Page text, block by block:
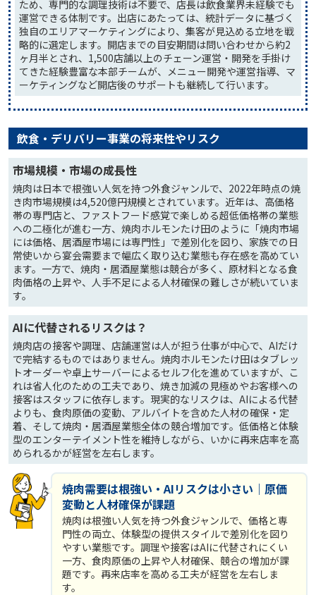
ため、専門的な調理技術は不要で、店長は飲食業界未経験でも
運営できる体制です。出店にあたっては、統計データに基づく
独自のエリアマーケティングにより、集客が見込める立地を戦
略的に選定します。開店までの目安期間は問い合わせから約2
ヶ月半とされ、1,500店舗以上のチェーン運営・開発を手掛け
てきた経験豊富な本部チームが、メニュー開発や運営指導、マ
ーケティングなど開店後のサポートも継続して行います。
飲食・デリバリー事業の将来性やリスク
市場規模・市場の成長性
焼肉は日本で根強い人気を持つ外食ジャンルで、2022年時点の焼
き肉市場規模は4,520億円規模とされています。近年は、高価格
帯の専門店と、ファストフード感覚で楽しめる超低価格帯の業態
への二極化が進む一方、焼肉ホルモンたけ田のように「焼肉市場
には価格、居酒屋市場には専門性」で差別化を図り、家族での日
常使いから宴会需要まで幅広く取り込む業態も存在感を高めてい
ます。一方で、焼肉・居酒屋業態は競合が多く、原材料となる食
肉価格の上昇や、人手不足による人材確保の難しさが続いていま
す。
AIに代替されるリスクは？
焼肉店の接客や調理、店舗運営は人が担う仕事が中心で、AIだけ
で完結するものではありません。焼肉ホルモンたけ田はタブレッ
トオーダーや卓上サーバーによるセルフ化を進めていますが、こ
れは省人化のための工夫であり、焼き加減の見極めやお客様への
接客はスタッフに依存します。現実的なリスクは、AIによる代替
よりも、食肉原価の変動、アルバイトを含めた人材の確保・定
着、そして焼肉・居酒屋業態全体の競合増加です。低価格と体験
型のエンターテイメント性を維持しながら、いかに再来店率を高
められるかが経営を左右します。
焼肉需要は根強い・AIリスクは小さい｜原価
変動と人材確保が課題
焼肉は根強い人気を持つ外食ジャンルで、価格と専
門性の両立、体験型の提供スタイルで差別化を図り
やすい業態です。調理や接客はAIに代替されにくい
一方、食肉原価の上昇や人材確保、競合の増加が課
題です。再来店率を高める工夫が経営を左右しま
す。